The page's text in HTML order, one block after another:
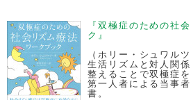
『双極症のための社
ク』
（ホリー・シュワル
生活リズムと対人関
整えることで双極症
第一人者による当事
書。